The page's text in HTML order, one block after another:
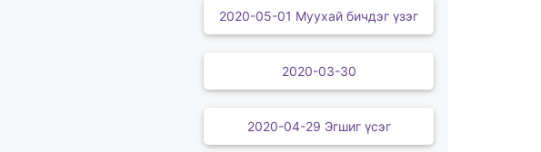
2020-05-01 Муухай бичдэг үзэг
2020-03-30
2020-04-29 Эгшиг үсэг